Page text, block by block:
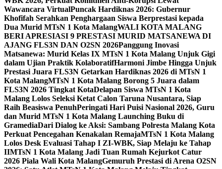
Wawancara VirtualPuncak Hardiknas 2026: Gubernur
Khofifah Serahkan Penghargaan Siswa Berprestasi kepada
Dua Murid MTsN 1 Kota MalangWALI KOTA MALANG
BERI APRESIASI 9 PRESTASI MURID MATSANEWA DI
AJANG FLS3N DAN O2SN 2026Panggung Inovasi
Matsanewa: Murid Kelas IX MTsN 1 Kota Malang Unjuk Gigi
dalam Ujian Praktik KolaboratifHarmoni Jimbe Hingga Unjuk
Prestasi Juara FLS3N Getarkan Hardiknas 2026 di MTsN 1
Kota MalangMTsN 1 Kota Malang Borong 5 Juara dalam
FLS3N 2026 Tingkat KotaDelapan Siswa MTsN 1 Kota
Malang Lolos Seleksi Ketat Calon Taruna Nusantara, Siap
Raih Beasiswa PenuhPeringati Hari Puisi Nasional 2026, Guru
dan Murid MTsN 1 Kota Malang Launching Buku di
GramediaDari Dialog ke Aksi: Sambang Polresta Malang Kota
Perkuat Pencegahan Kenakalan RemajaMTsN 1 Kota Malang
Lolos Desk Evaluasi Tahap I ZI-WBK, Siap Melaju ke Tahap
IIMTsN 1 Kota Malang Jadi Tuan Rumah Kejurkot Catur
2026 Piala Wali Kota MalangGemuruh Prestasi di Arena O2SN